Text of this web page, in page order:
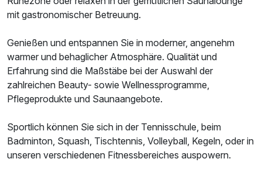
mit gastronomischer Betreuung.
Genießen und entspannen Sie in moderner, angenehm
warmer und behaglicher Atmosphäre. Qualität und
Erfahrung sind die Maßstäbe bei der Auswahl der
zahlreichen Beauty- sowie Wellnessprogramme,
Pflegeprodukte und Saunaangebote.
Sportlich können Sie sich in der Tennisschule, beim
Badminton, Squash, Tischtennis, Volleyball, Kegeln, oder in
unseren verschiedenen Fitnessbereiches auspowern.